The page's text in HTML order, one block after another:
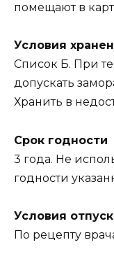
помещают в
Условия
Список Б. При
допускать
Хранить в
Срок годности
3 года. Не
годности
Условия
По рецепту